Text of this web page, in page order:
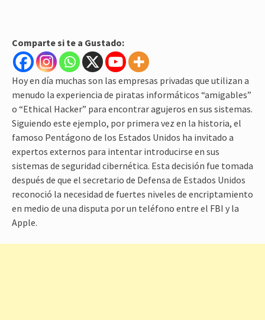
Comparte si te a Gustado:
Hoy en día muchas son las empresas privadas que utilizan a
menudo la experiencia de piratas informáticos “amigables”
o “Ethical Hacker” para encontrar agujeros en sus sistemas.
Siguiendo este ejemplo, por primera vez en la historia, el
famoso Pentágono de los Estados Unidos ha invitado a
expertos externos para intentar introducirse en sus
sistemas de seguridad cibernética. Esta decisión fue tomada
después de que el secretario de Defensa de Estados Unidos
reconoció la necesidad de fuertes niveles de encriptamiento
en medio de una disputa por un teléfono entre el FBI y la
Apple.